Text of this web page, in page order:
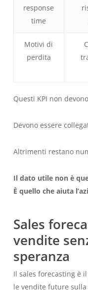
response
time
Motivi di
perdita
Questi KPI non
Devono essere
Altrimenti restano
Il dato utile non è
È quello che aiuta
Sales
vendite
speranza
Il sales forecasting è
le vendite future